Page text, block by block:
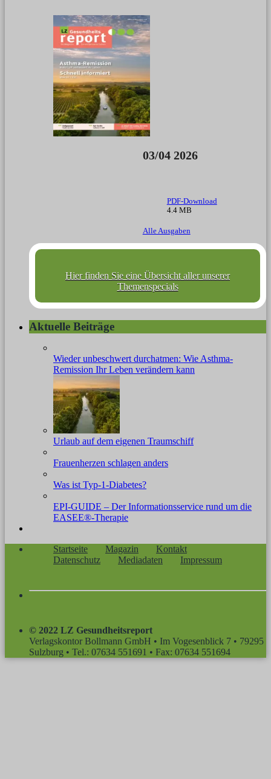
03/04 2026
PDF-Download
4.4 MB
Alle Ausgaben
Hier finden Sie eine Übersicht aller unserer
Themenspecials
Aktuelle Beiträge
Wieder unbeschwert durchatmen: Wie Asthma-
Remission Ihr Leben verändern kann
Urlaub auf dem eigenen Traumschiff
Frauenherzen schlagen anders
Was ist Typ-1-Diabetes?
EPI-GUIDE – Der Informationsservice rund um die
EASEE®-Therapie
Startseite Magazin
Kontakt
Datenschutz
Mediadaten Impressum
© 2022 LZ Gesundheitsreport
Verlagskontor Bollmann GmbH • Im Vogesenblick 7 • 79295
Sulzburg • Tel.: 07634 551691 • Fax: 07634 551694